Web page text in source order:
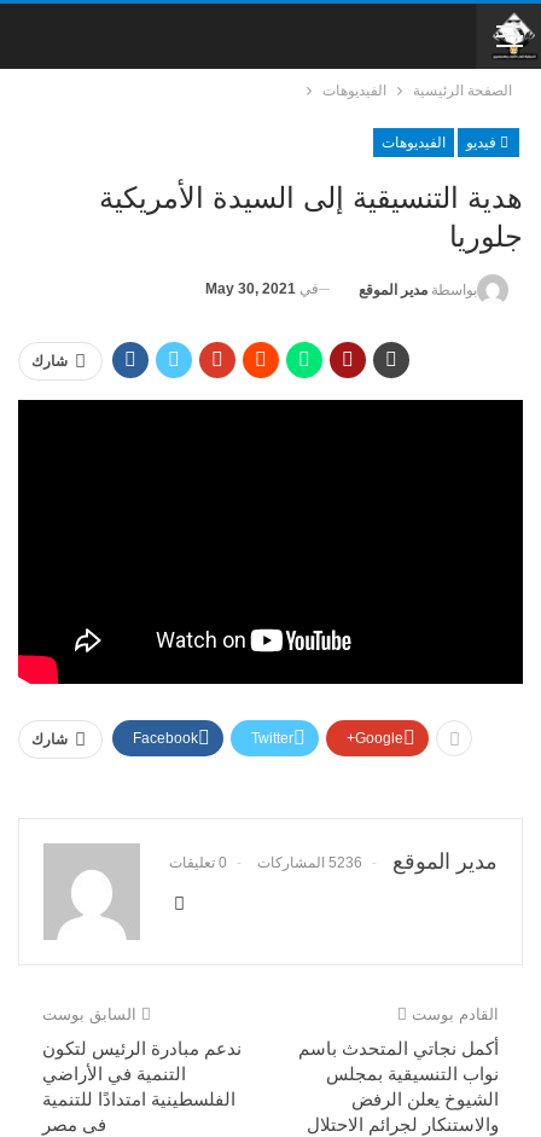
الصفحة الرئيسية الفيديوهات
فيديو الفيديوهات
هدية التنسيقية إلى السيدة الأمريكية
جلوريا
بواسطة مدير الموقع في May 30, 2021
شارك
شارك Facebook Twitter Google+
مدير الموقع 5236 المشاركات 0 تعليقات
السابق بوست
ندعم مبادرة الرئيس لتكون
التنمية في الأراضي
الفلسطينية امتدادًا للتنمية
فى مصر
القادم بوست
أكمل نجاتي المتحدث باسم
نواب التنسيقية بمجلس
الشيوخ يعلن الرفض
والاستنكار لجرائم الاحتلال